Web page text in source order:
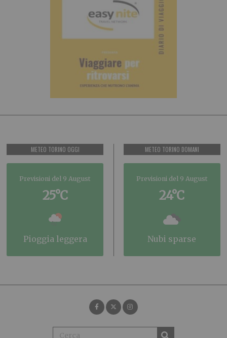
METEO TORINO OGGI
Previsioni del 9 August
25°C
pioggia leggera
METEO TORINO DOMANI
Previsioni del 9 August
24°C
nubi sparse